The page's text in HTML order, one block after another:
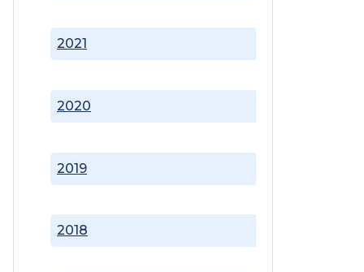
2018
2019
2020
2021